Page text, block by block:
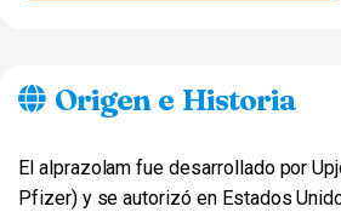
Origen e Historia
El alprazolam fue desarrollado por
Pfizer) y se autorizó en Estados